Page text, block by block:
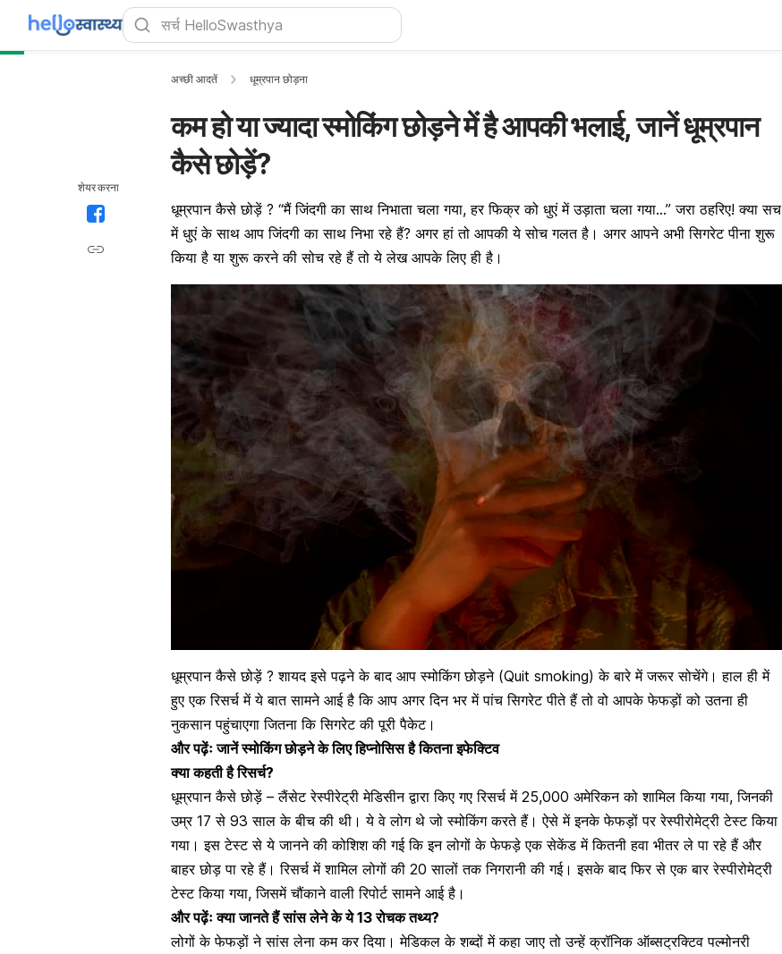
शेयर करना
अच्छी आदतें धूम्रपान छोड़ना
कम हो या ज्यादा स्मोकिंग छोड़ने में है आपकी भलाई, जानें धूम्रपान
कैसे छोड़ें?
धूम्रपान कैसे छोड़ें ? “मैं जिंदगी का साथ निभाता चला गया, हर फिक्र को धुएं में उड़ाता चला गया…” जरा ठहरिए! क्या सच
में धुएं के साथ आप जिंदगी का साथ निभा रहे हैं? अगर हां तो आपकी ये सोच गलत है। अगर आपने अभी सिगरेट पीना शुरू
किया है या शुरू करने की सोच रहे हैं तो ये लेख आपके लिए ही है।
धूम्रपान कैसे छोड़ें ? शायद इसे पढ़ने के बाद आप स्मोकिंग छोड़ने (Quit smoking) के बारे में जरूर सोचेंगे। हाल ही में
हुए एक रिसर्च में ये बात सामने आई है कि आप अगर दिन भर में पांच सिगरेट पीते हैं तो वो आपके फेफड़ों को उतना ही
नुकसान पहुंचाएगा जितना कि सिगरेट की पूरी पैकेट।
और पढ़ेंःजानें स्मोकिंग छोड़ने के लिए हिप्नोसिस है कितना इफेक्टिव
क्या कहती है रिसर्च?
धूम्रपान कैसे छोड़ें – लैंसेट रेस्पीरेट्री मेडिसीन द्वारा किए गए रिसर्च में 25,000 अमेरिकन को शामिल किया गया, जिनकी
उम्र 17 से 93 साल के बीच की थी। ये वे लोग थे जो स्मोकिंग करते हैं। ऐसे में इनके फेफड़ों पर रेस्पीरोमेट्री टेस्ट किया
गया। इस टेस्ट से ये जानने की कोशिश की गई कि इन लोगों के फेफड़े एक सेकेंड में कितनी हवा भीतर ले पा रहे हैं और
बाहर छोड़ पा रहे हैं। रिसर्च में शामिल लोगों की 20 सालों तक निगरानी की गई। इसके बाद फिर से एक बार रेस्पीरोमेट्री
टेस्ट किया गया, जिसमें चौंकाने वाली रिपोर्ट सामने आई है।
और पढ़ेंःक्या जानते हैं सांस लेने के ये 13 रोचक तथ्य?
लोगों के फेफड़ों ने सांस लेना कम कर दिया। मेडिकल के शब्दों में कहा जाए तो उन्हेंक्रॉनिक ऑब्सट्रक्टिव पल्मोनरी